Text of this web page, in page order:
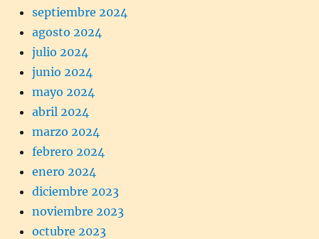
septiembre 2024
agosto 2024
julio 2024
junio 2024
mayo 2024
abril 2024
marzo 2024
febrero 2024
enero 2024
diciembre 2023
noviembre 2023
octubre 2023